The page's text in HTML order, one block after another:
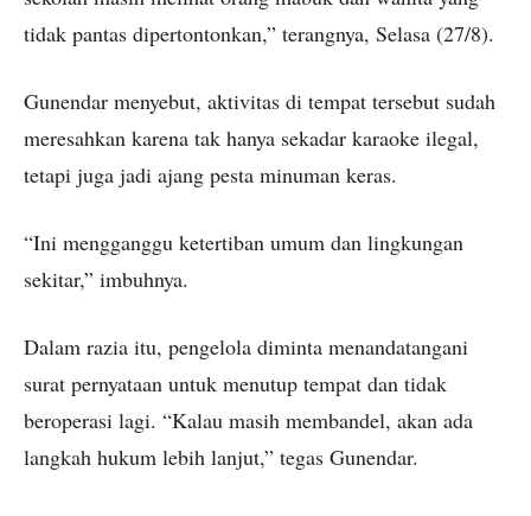
tidak pantas dipertontonkan,” terangnya, Selasa (27/8).
Gunendar menyebut, aktivitas di tempat tersebut sudah
meresahkan karena tak hanya sekadar karaoke ilegal,
tetapi juga jadi ajang pesta minuman keras.
“Ini mengganggu ketertiban umum dan lingkungan
sekitar,” imbuhnya.
Dalam razia itu, pengelola diminta menandatangani
surat pernyataan untuk menutup tempat dan tidak
beroperasi lagi. “Kalau masih membandel, akan ada
langkah hukum lebih lanjut,” tegas Gunendar.